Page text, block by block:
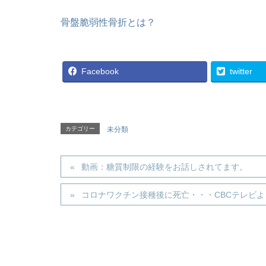
骨盤脆弱性骨折とは？
Facebook twitter
カテゴリー 未分類
動画：糖質制限の経験をお話しされてます。
コロナワクチン接種後に死亡・・・CBCテレビよ